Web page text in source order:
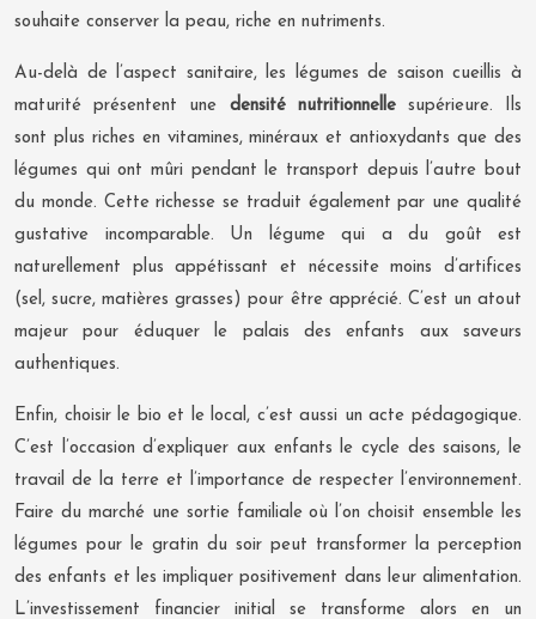
souhaite conserver la peau, riche en nutriments.
Au-delà de l’aspect sanitaire, les légumes de saison cueillis à
maturité présentent une densité nutritionnellesupérieure. Ils
sont plus riches en vitamines, minéraux et antioxydants que des
légumes qui ont mûri pendant le transport depuis l’autre bout
du monde. Cette richesse se traduit également par une qualité
gustative incomparable. Un légume qui a du goût est
naturellement plus appétissant et nécessite moins d’artifices
(sel, sucre, matières grasses) pour être apprécié. C’est un atout
majeur pour éduquer le palais des enfants aux saveurs
authentiques.
Enfin, choisir le bio et le local, c’est aussi un acte pédagogique.
C’est l’occasion d’expliquer aux enfants le cycle des saisons, le
travail de la terre et l’importance de respecter l’environnement.
Faire du marché une sortie familiale où l’on choisit ensemble les
légumes pour le gratin du soir peut transformer la perception
des enfants et les impliquer positivement dans leur alimentation.
L’investissement financier initial se transforme alors en un